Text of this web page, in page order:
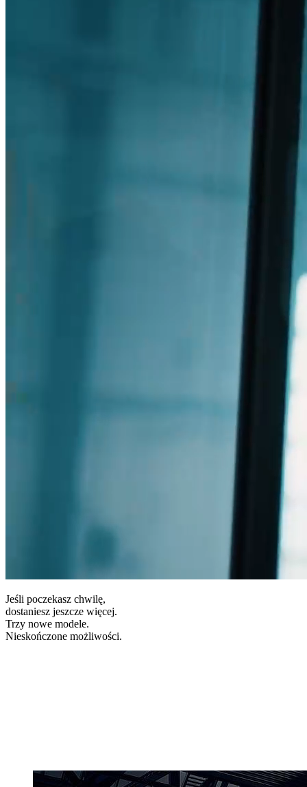
Jeśli poczekasz chwilę,
dostaniesz jeszcze więcej.
Trzy nowe modele.
Nieskończone możliwości.